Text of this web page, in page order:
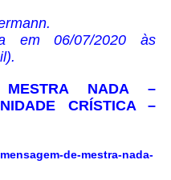
em 06/07/2020 às
MESTRA NADA –
CRÍSTICA –
de-mestra-nada-